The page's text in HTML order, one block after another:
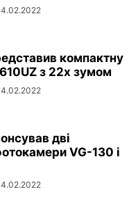
компактну
з 22х зумом
дві
VG-130 і